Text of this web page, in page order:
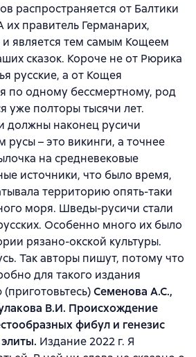
распространяется от Балтики
правитель Германарих,
является тем самым Кощеем
сказок. Короче не от Рюрика
русские, а от Кощея
по одному бессмертному, род
уже полторы тысячи лет.
должны наконец русичи
русы – это викинги, а точнее
на средневековые
источники, что было время,
территорию опять-таки
моря. Шведы-русичи стали
Особенно много их было
рязано-окской культуры.
Так авторы пишут, потому что
для такого издания
Семенова А.С.,
В.И. Происхождение
фибул и генезис
Издание 2022 г. Я